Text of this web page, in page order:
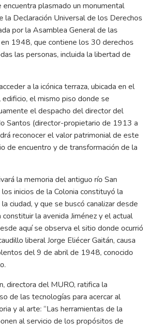
plasmado un monumental
la Declaración Universal de los Derechos
por la Asamblea General de las
1948, que contiene los 30 derechos
las personas, incluida la libertad de
a la icónica terraza, ubicada en el
el mismo piso donde se
el despacho del director del
Santos (director-propietario de 1913 a
reconocer el valor patrimonial de este
de encuentro y de transformación de la
la memoria del antiguo río San
los inicios de la Colonia constituyó la
ciudad, y que se buscó canalizar desde
la avenida Jiménez y el actual
aquí se observa el sitio donde ocurrió
liberal Jorge Eliécer Gaitán, causa
del 9 de abril de 1948, conocido
directora del MURO, ratifica la
de las tecnologías para acercar al
y al arte: “Las herramientas de la
al servicio de los propósitos de